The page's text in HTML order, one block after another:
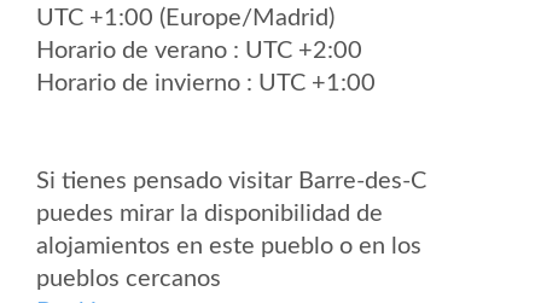
UTC +1:00 (Europe/Madrid)
Horario de verano : UTC +2:00
Horario de invierno : UTC +1:00
Si tienes pensado visitar Barre-des-C
puedes mirar la disponibilidad de
alojamientos en este pueblo o en los
pueblos cercanos